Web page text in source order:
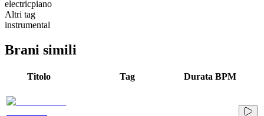
electricpiano
Altri tag
instrumental
Brani simili
Titolo Tag Durata BPM